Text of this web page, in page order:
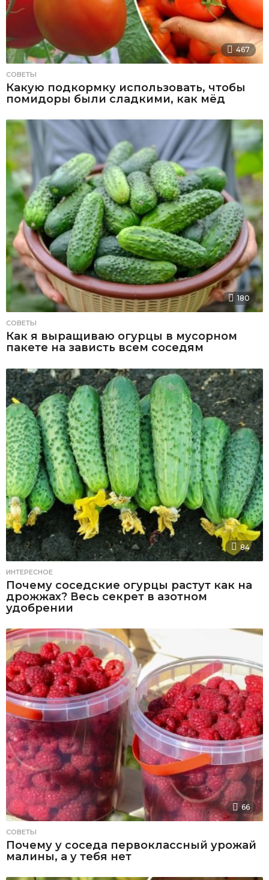
467
СОВЕТЫ
Какую подкормку использовать, чтобы
помидоры были сладкими, как мёд
180
СОВЕТЫ
Как я выращиваю огурцы в мусорном
пакете на зависть всем соседям
84
ИНТЕРЕСНОЕ
Почему соседские огурцы растут как на
дрожжах? Весь секрет в азотном
удобрении
66
СОВЕТЫ
Почему у соседа первоклассный урожай
малины, а у тебя нет